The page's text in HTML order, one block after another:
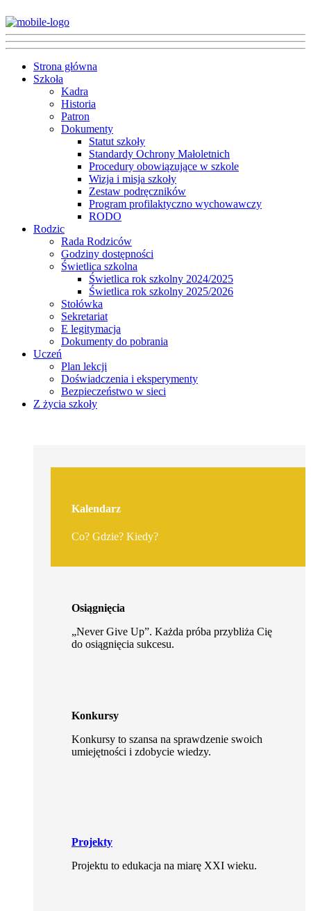
Strona główna
Szkoła
Kadra
Historia
Patron
Dokumenty
Statut szkoły
Standardy Ochrony Małoletnich
Procedury obowiązujące w szkole
Wizja i misja szkoły
Zestaw podręczników
Program profilaktyczno wychowawczy
RODO
Rodzic
Rada Rodziców
Godziny dostępności
Świetlica szkolna
Świetlica rok szkolny 2024/2025
Świetlica rok szkolny 2025/2026
Stołówka
Sekretariat
E legitymacja
Dokumenty do pobrania
Uczeń
Plan lekcji
Doświadczenia i eksperymenty
Bezpieczeństwo w sieci
Z życia szkoły
Kalendarz
Co? Gdzie? Kiedy?
Osiągnięcia
„Never Give Up”. Każda próba przybliża Cię
do osiągnięcia sukcesu.
Konkursy
Konkursy to szansa na sprawdzenie swoich
umiejętności i zdobycie wiedzy.
Projekty
Projektu to edukacja na miarę XXI wieku.